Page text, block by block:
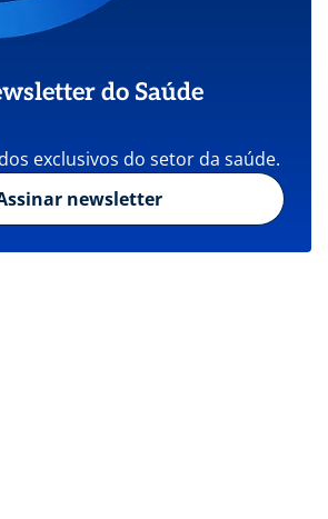
do Saúde
exclusivos do setor da saúde.
newsletter